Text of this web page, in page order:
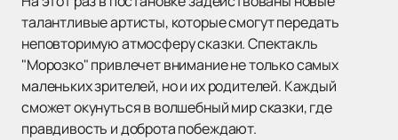
талантливые артисты, которые смогут передать
неповторимую атмосферу сказки. Спектакль
"Морозко" привлечет внимание не только самых
маленьких зрителей, но и их родителей. Каждый
сможет окунуться в волшебный мир сказки, где
правдивость и доброта побеждают.